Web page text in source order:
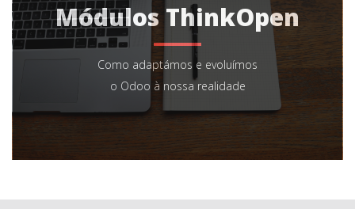
Módulos ThinkOpen
Como adaptámos e evoluímos
o Odoo à nossa realidade